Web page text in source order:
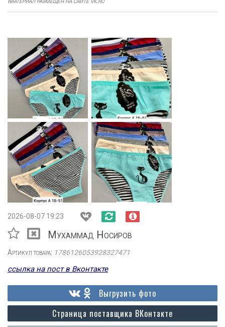
2026-08-07 19:23
Мухаммад Носиров
Артикул товара: 1786126053928327471
ссылка на пост в Вконтакте
Страница поставщика ВКонтакте
Выгрузить фото